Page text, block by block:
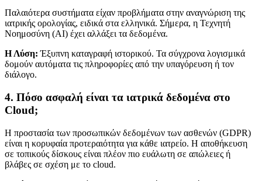
Παλαιότερα συστήματα είχαν προβλήματα στην αναγνώριση της
ιατρικής ορολογίας, ειδικά στα ελληνικά. Σήμερα, η Τεχνητή
Νοημοσύνη (AI) έχει αλλάξει τα δεδομένα.
Η Λύση: Έξυπνη καταγραφή ιστορικού. Τα σύγχρονα λογισμικά
δομούν αυτόματα τις πληροφορίες από την υπαγόρευση ή τον
διάλογο.
4. Πόσο ασφαλή είναι τα ιατρικά δεδομένα στο
Cloud;
Η προστασία των προσωπικών δεδομένων των ασθενών (GDPR)
είναι η κορυφαία προτεραιότητα για κάθε ιατρείο. Η αποθήκευση
σε τοπικούς δίσκους είναι πλέον πιο ευάλωτη σε απώλειες ή
βλάβες σε σχέση με το cloud.